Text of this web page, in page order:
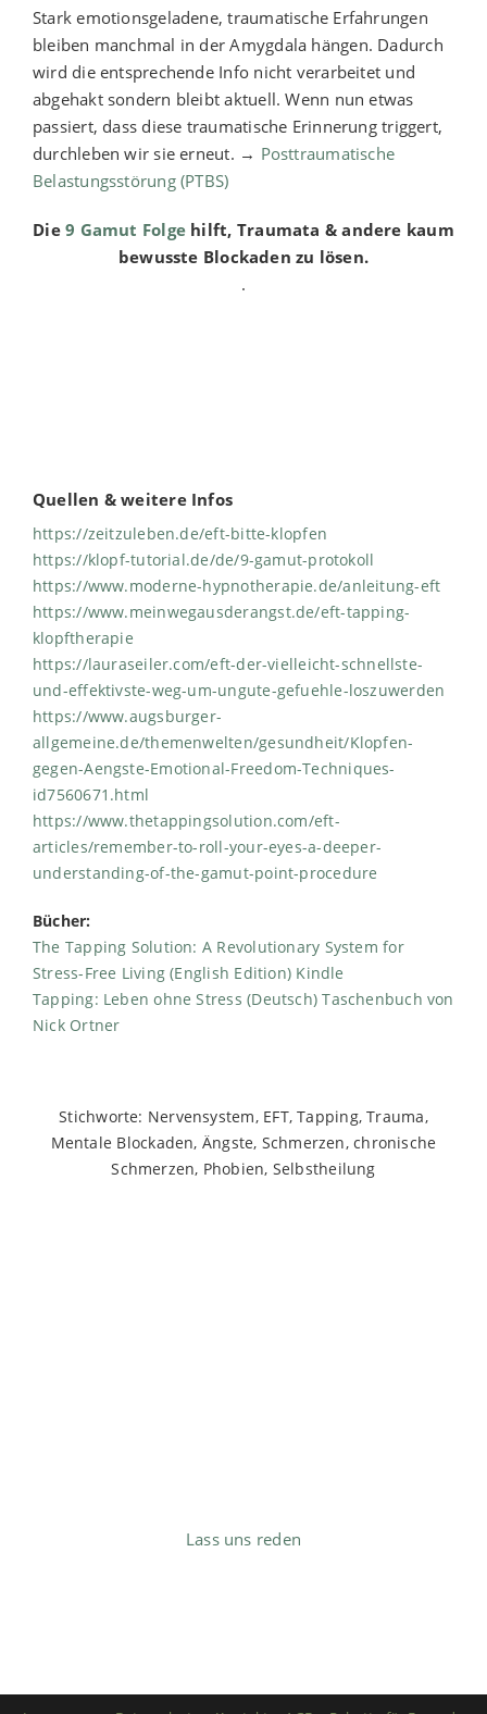
Stark emotionsgeladene, traumatische Erfahrungen
bleiben manchmal in der Amygdala hängen. Dadurch
wird die entsprechende Info nicht verarbeitet und
abgehakt sondern bleibt aktuell. Wenn nun etwas
passiert, dass diese traumatische Erinnerung triggert,
durchleben wir sie erneut. → Posttraumatische
Belastungsstörung (PTBS)
Die9 Gamut Folge hilft, Traumata & andere kaum
bewusste Blockaden zu lösen.
.
Quellen & weitere Infos
https://zeitzuleben.de/eft-bitte-klopfen
https://klopf-tutorial.de/de/9-gamut-protokoll
https://www.moderne-hypnotherapie.de/anleitung-eft
https://www.meinwegausderangst.de/eft-tapping-
klopftherapie
https://lauraseiler.com/eft-der-vielleicht-schnellste-
und-effektivste-weg-um-ungute-gefuehle-loszuwerden
https://www.augsburger-
allgemeine.de/themenwelten/gesundheit/Klopfen-
gegen-Aengste-Emotional-Freedom-Techniques-
id7560671.html
https://www.thetappingsolution.com/eft-
articles/remember-to-roll-your-eyes-a-deeper-
understanding-of-the-gamut-point-procedure
Bücher:
The Tapping Solution: A Revolutionary System for
Stress-Free Living (English Edition) Kindle
Tapping: Leben ohne Stress (Deutsch) Taschenbuch von
Nick Ortner
Stichworte: Nervensystem, EFT, Tapping, Trauma,
Mentale Blockaden, Ängste, Schmerzen, chronische
Schmerzen, Phobien, Selbstheilung
Lass uns reden